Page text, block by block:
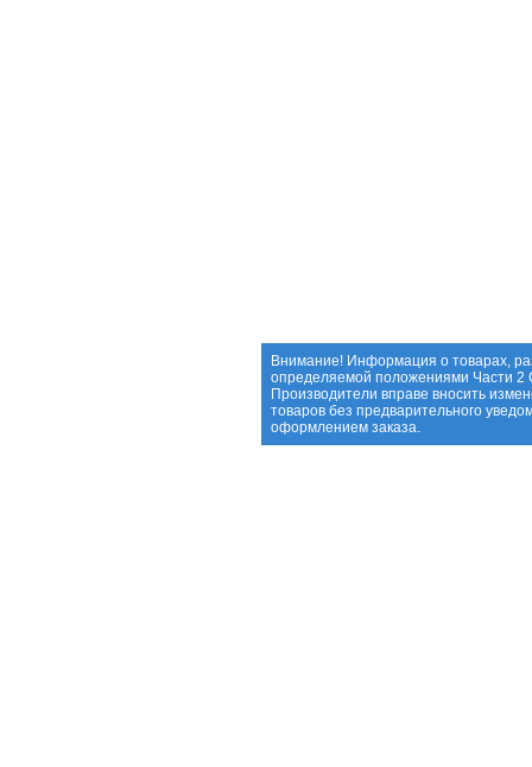
Внимание! Информация о товарах,
определяемой положениями Части 2
Производители вправе вносить
товаров без предварительного
оформлением заказа.